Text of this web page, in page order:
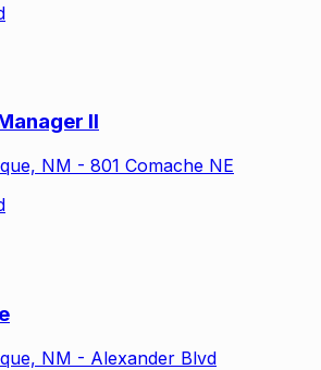
II
NM - 801 Comache NE
NM - Alexander Blvd